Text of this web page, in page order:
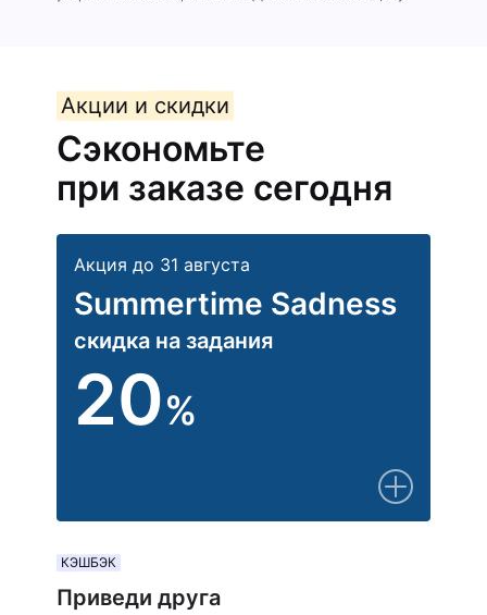
Акции и скидки
Сэкономьте
при заказе сегодня
Акция до 31 августа
Summertime Sadness
скидка на задания
20%
КЭШБЭК
Приведи друга